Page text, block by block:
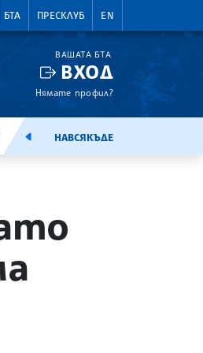
БТА ПРЕСКЛУБ EN
ВАШАТА БТА
ВХОД
Нямате профил?
ЕМИСИЯНАВСЯКЪДЕ